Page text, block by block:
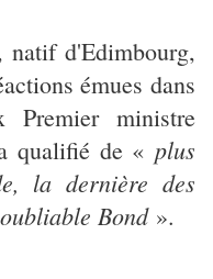
natif d'Edimbourg,
émues dans
Premier ministre
qualifié de «plus
la dernière des
Bond ».